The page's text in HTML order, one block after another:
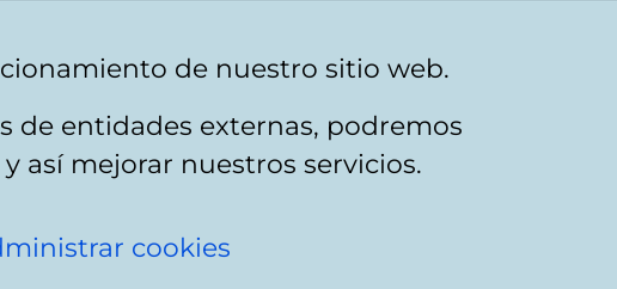
de nuestro sitio web.
de entidades externas, podremos
así mejorar nuestros servicios.
cookies